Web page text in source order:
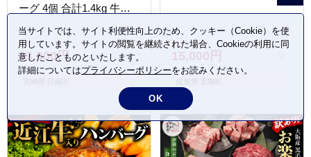
ーグ 4個 合計1.4kg 牛肉
め 高級 贅沢 記念日 お祝
い ギフト プレゼント お
土産 贈り物 贈答 詰め合
ク 配送月が選べる 宮崎県
日南市 送料無料_FC15-
25-08
33,000円 15,000円
当サイトでは、サイト利便性向上のため、クッキー（Cookie）を使
用しています。サイトの閲覧を継続された場合、Cookieの利用に同
意したことものといたします。
詳細についてはプライバシーポリシーをお読みください。
OK